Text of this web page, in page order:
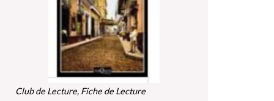
Club de Lecture, Fiche de Lecture